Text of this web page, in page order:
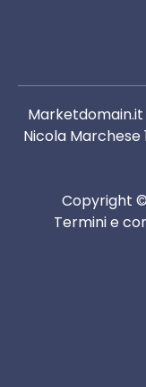
Marketdomain.it
Nicola Marchese
Copyright
Termini e